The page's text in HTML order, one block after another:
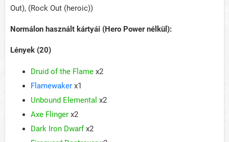
Out), (Rock Out (heroic))
Normálon használt kártyái (Hero Power nélkül):
Lények (20)
Druid of the Flame x2
Flamewaker x1
Unbound Elemental x2
Axe Flinger x2
Dark Iron Dwarfx2